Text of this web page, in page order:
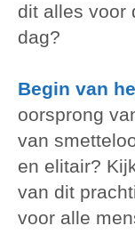
dit alles voor
dag?
Begin van
oorsprong
van
en elitair?
van dit
voor alle